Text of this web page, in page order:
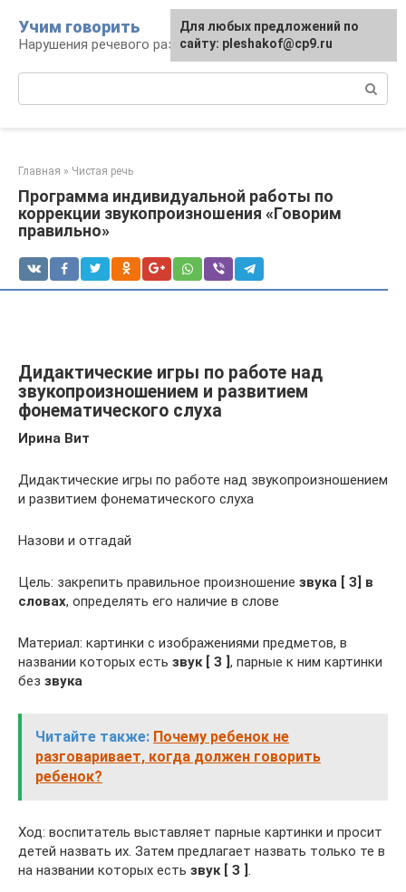
контенту
Учим говорить
Нарушения речевого развития
Главная » Чистая речь
Программа индивидуальной работы по
коррекции звукопроизношения «Говорим
правильно»
Дидактические игры по работе над
звукопроизношением и развитием
фонематического слуха
Ирина Вит
Дидактические игры по работе над звукопроизношением
и развитием фонематического слуха
Назови и отгадай
Цель: закрепить правильное произношение звука [ З] в
словах, определять его наличие в слове
Материал: картинки с изображениями предметов, в
названии которых есть звук [ З ], парные к ним картинки
без звука
Читайте также: Почему ребенок не
разговаривает, когда должен говорить
ребенок?
Ход: воспитатель выставляет парные картинки и просит
детей назвать их. Затем предлагает назвать только те в
на названии которых есть звук [ З ].
Для любых предложений по
сайту: pleshakof@cp9.ru